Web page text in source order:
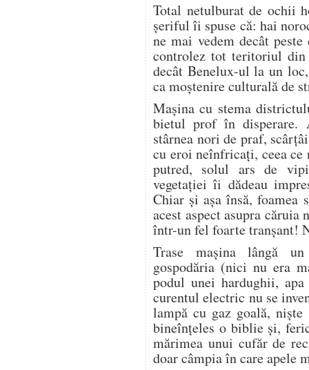
Total netulburat de ochii
şeriful îi spuse că: hai
ne mai vedem decât
controlez tot teritoriul
decât Benelux-ul la un
ca moştenire culturală de
Maşina cu stema
bietul prof în disperare.
stârnea nori de praf,
cu eroi neînfricaţi, ceea
putred, solul ars de
vegetaţiei îi dădeau
Chiar şi aşa însă, foamea
acest aspect asupra
într-un fel foarte tranşant!
Trase maşina lângă
gospodăria (nici nu era
podul unei hardughii,
curentul electric nu se
lampă cu gaz goală,
bineînţeles o biblie şi,
mărimea unui cufăr de
doar câmpia în care